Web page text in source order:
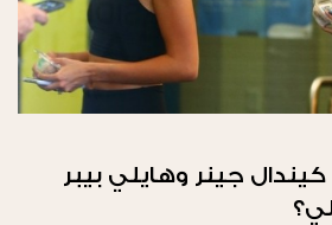
جينر وهايلي بيبر